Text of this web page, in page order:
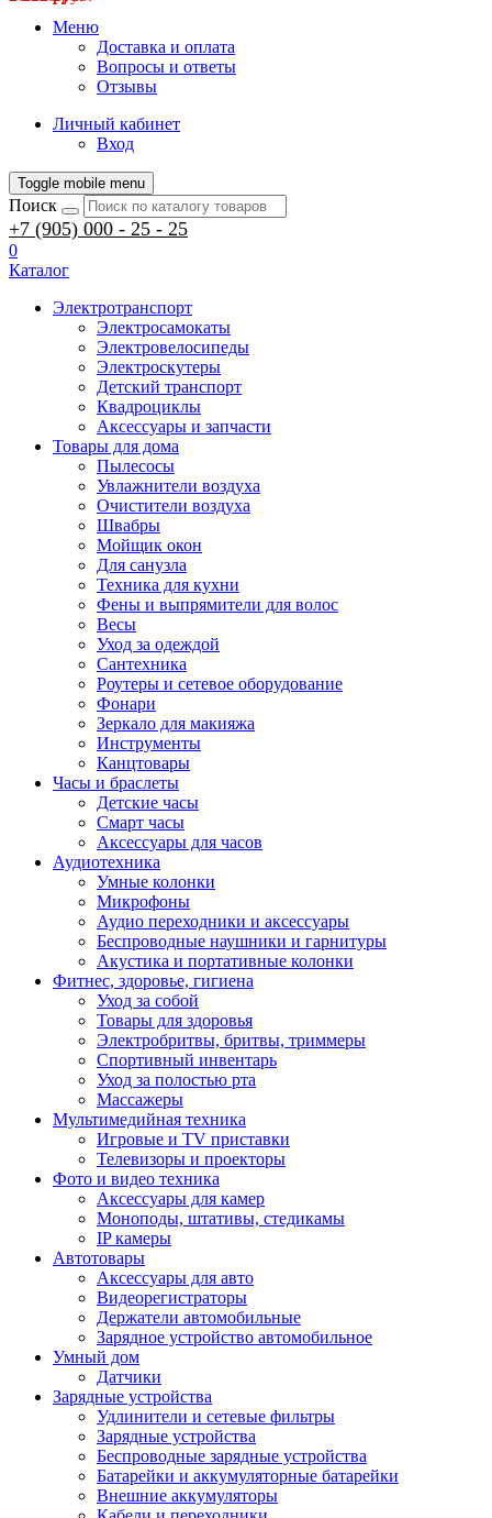
Меню
Доставка и оплата
Вопросы и ответы
Отзывы
Личный кабинет
Вход
Toggle mobile menu
Поиск
+7 (905) 000 - 25 - 25
0
Каталог
Электротранспорт
Электросамокаты
Электровелосипеды
Электроскутеры
Детский транспорт
Квадроциклы
Аксессуары и запчасти
Товары для дома
Пылесосы
Увлажнители воздуха
Очистители воздуха
Швабры
Мойщик окон
Для санузла
Техника для кухни
Фены и выпрямители для волос
Весы
Уход за одеждой
Сантехника
Роутеры и сетевое оборудование
Фонари
Зеркало для макияжа
Инструменты
Канцтовары
Часы и браслеты
Детские часы
Смарт часы
Аксессуары для часов
Аудиотехника
Умные колонки
Микрофоны
Аудио переходники и аксессуары
Беспроводные наушники и гарнитуры
Акустика и портативные колонки
Фитнес, здоровье, гигиена
Уход за собой
Товары для здоровья
Электробритвы, бритвы, триммеры
Спортивный инвентарь
Уход за полостью рта
Массажеры
Мультимедийная техника
Игровые и TV приставки
Телевизоры и проекторы
Фото и видео техника
Аксессуары для камер
Моноподы, штативы, стедикамы
IP камеры
Автотовары
Аксессуары для авто
Видеорегистраторы
Держатели автомобильные
Зарядное устройство автомобильное
Умный дом
Датчики
Зарядные устройства
Удлинители и сетевые фильтры
Зарядные устройства
Беспроводные зарядные устройства
Батарейки и аккумуляторные батарейки
Внешние аккумуляторы